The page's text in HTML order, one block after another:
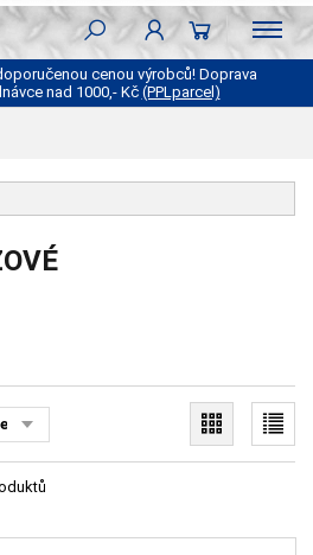
cenou výrobců! Doprava
nad 1000,- Kč(PPLparcel)